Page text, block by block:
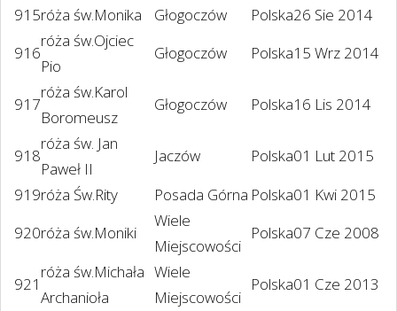
915róża św.Monika Głogoczów Polska26 Sie 2014
916
róża św.Ojciec
Pio
Głogoczów Polska15 Wrz 2014
917
róża św.Karol
Boromeusz
Głogoczów Polska16 Lis 2014
918
róża św. Jan
Paweł II
Jaczów Polska01 Lut 2015
919róża Św.Rity Posada Górna Polska01 Kwi 2015
920róża św.Moniki
Wiele
Miejscowości
Polska07 Cze 2008
921
róża św.Michała
Archanioła
Wiele
Miejscowości
Polska01 Cze 2013